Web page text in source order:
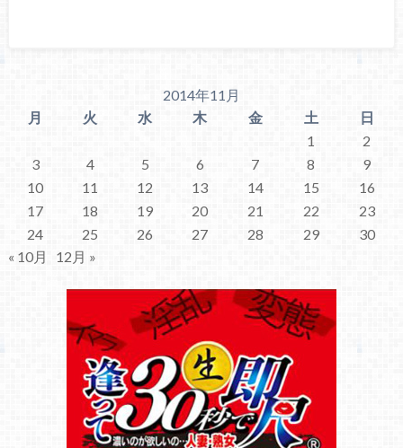
2014年11月
月
火 水 木 金 土
日
1
2
3
4 5 6 7 8
9
10
11 12 13 14 15
16
17
18 19 20 21 22
23
24
25 26 27 28 29
30
« 10月
12月 »